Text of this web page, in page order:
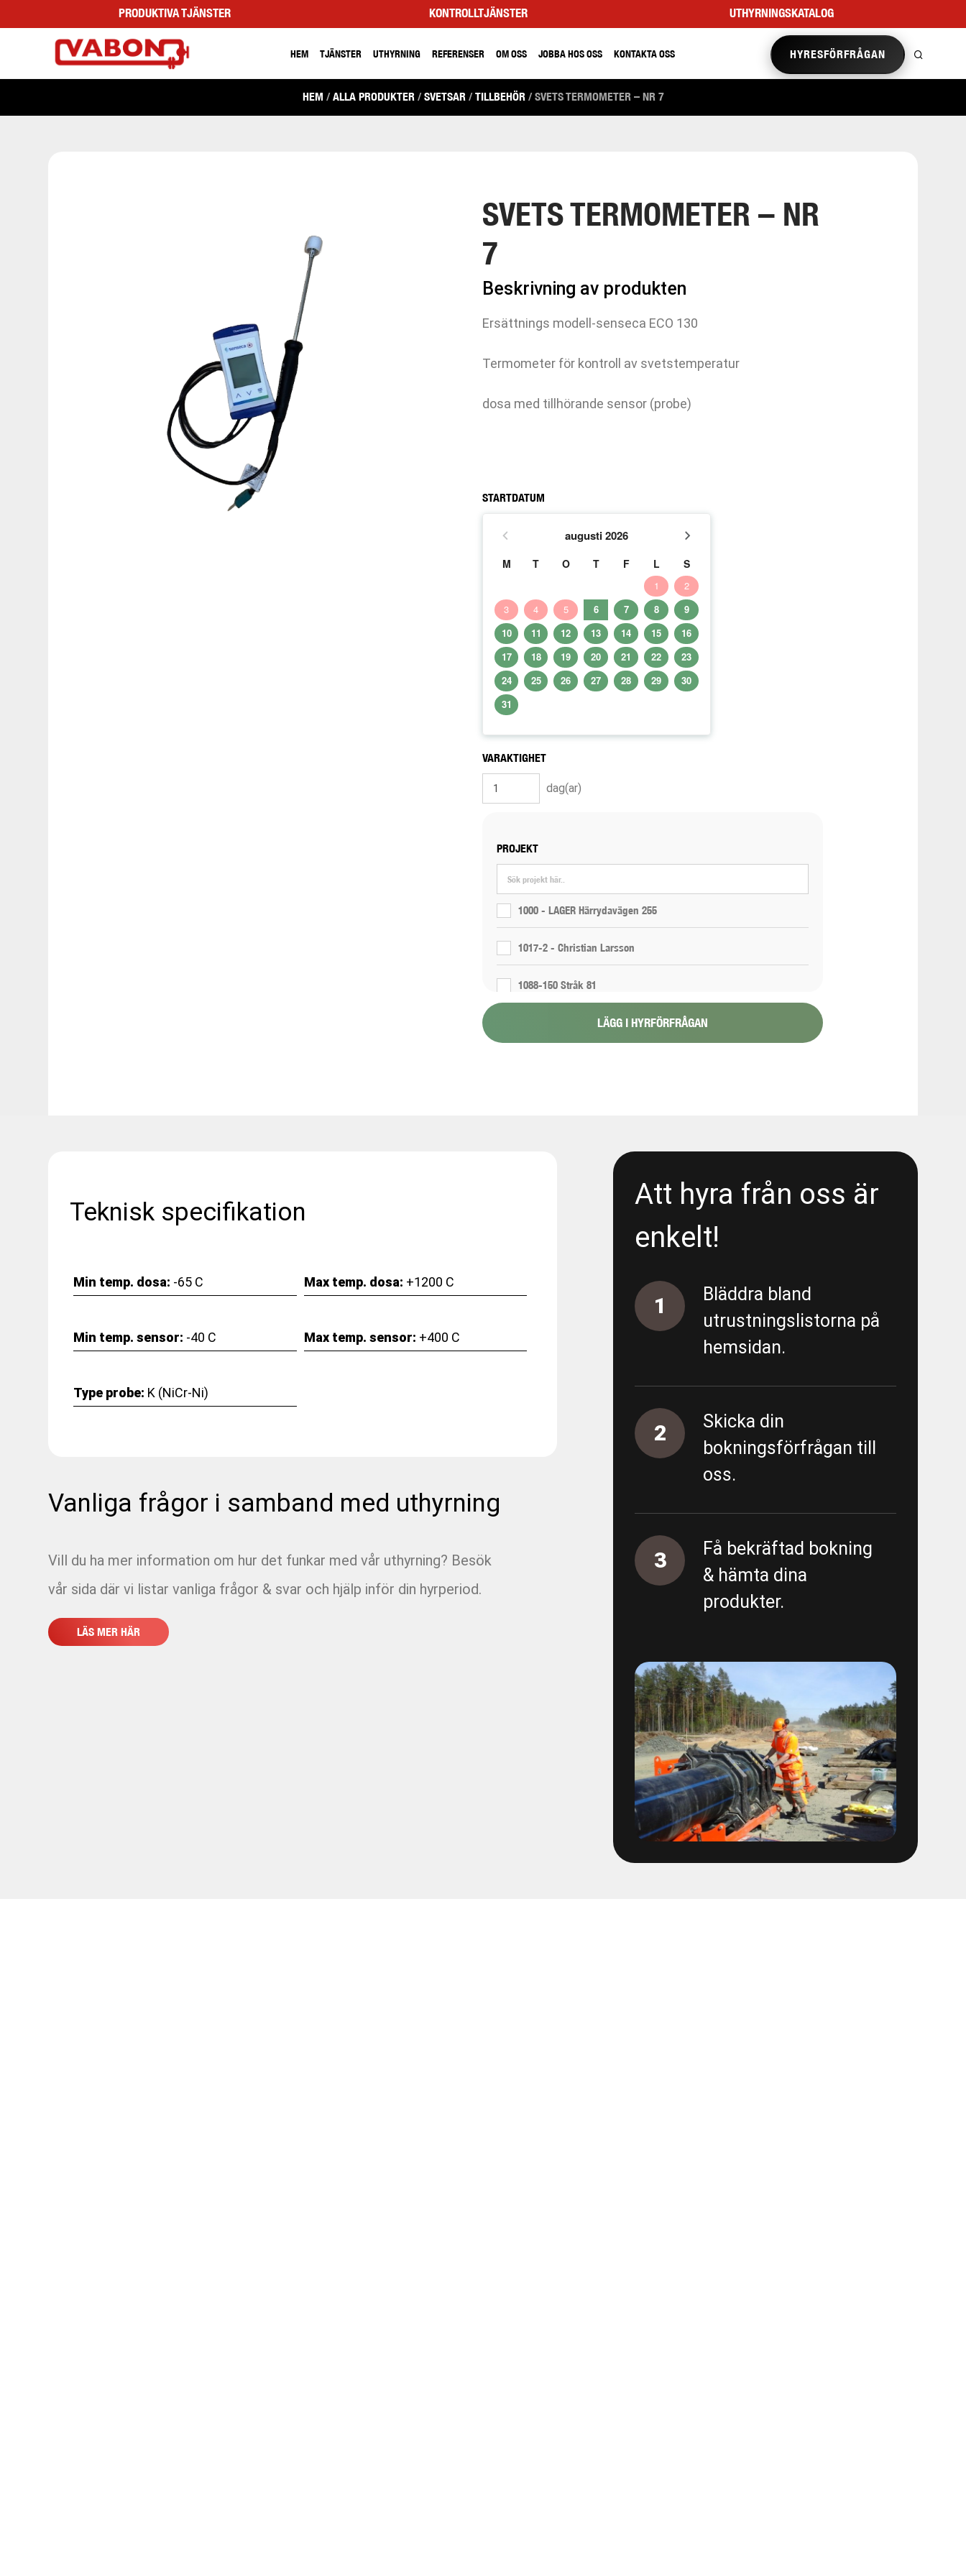
PRODUKTIVA TJÄNSTER KONTROLLTJÄNSTER UTHYRNINGSKATALOG
HEM TJÄNSTER UTHYRNING REFERENSER OM OSS JOBBA HOS OSS KONTAKTA OSS HYRESFÖRFRÅGAN
HEM /ALLA PRODUKTER/SVETSAR/TILLBEHÖR/ SVETS TERMOMETER – NR 7
SVETS TERMOMETER – NR
7
Beskrivning av produkten
Ersättnings modell-senseca ECO 130
Termometer för kontroll av svetstemperatur
dosa med tillhörande sensor (probe)
STARTDATUM
augusti2026
M T O T F L S
1
2
3
4 5 6 7 8
9
10
11 12 13 14 15
16
17
18 19 20 21 22
23
24
25 26 27 28 29
30
31
VARAKTIGHET
dag(ar)
PROJEKT
1000 - LAGER Härrydavägen 255
1017-2 - Christian Larsson
1088-150 Stråk 81
1165-12-13 - E05 Korsvägen - Liseberg/E6 - Area 5300 -
1165-5-19 - E05 Korsvägen - Förbipumpning Södra vägen
1165-9-12-1 - E05 Korsvägen - Almedal - FV/FK - URE 200586
1165-9-4-2 - E05 Korsvägen - Almedal - Area 5500 - Proppning
1491-4-1 - VBG E01 Munkbrunn
1493-4-1 - VBG E03 Filmning/spolning Östra sidan
1495-2-1 - VBG E05 Brandvatten provtryckning
1496-2-4 - E06 VBG Filmning 1400 ledning
1566-1 - Filmning Mölnlycke Fabriker
1671-1 - Tätningsplugg till OFA ledning fr Stena
LÄGG I HYRFÖRFRÅGAN
Teknisk specifikation
Min temp. dosa: -65 C Max temp. dosa: +1200 C
Min temp. sensor: -40 C Max temp. sensor: +400 C
Type probe: K (NiCr-Ni)
Vanliga frågor i samband med uthyrning
Vill du ha mer information om hur det funkar med vår uthyrning? Besök
vår sida där vi listar vanliga frågor & svar och hjälp inför din hyrperiod.
LÄS MER HÄR
Att hyra från oss är
enkelt!
1
Bläddra bland
utrustningslistorna på
hemsidan.
2
Skicka din
bokningsförfrågan till
oss.
3
Få bekräftad bokning
& hämta dina
produkter.